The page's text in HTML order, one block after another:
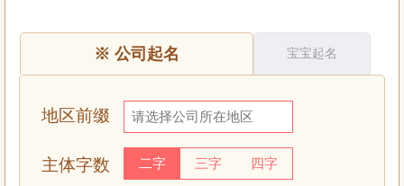
※ 公司起名 宝宝起名
地区前缀
主体字数 二字 三字 四字